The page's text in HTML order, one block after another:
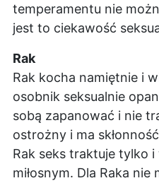
temperamentu nie
jest to ciekawość
Rak
Rak kocha namiętnie i
osobnik seksualnie
sobą zapanować i nie
ostrożny i ma
Rak seks traktuje tylko i
miłosnym. Dla Raka nie